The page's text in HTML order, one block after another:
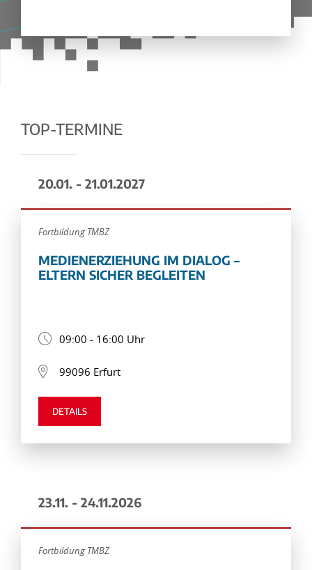
TOP-TERMINE
20.01. - 21.01.2027
Fortbildung TMBZ
MEDIENERZIEHUNG IM DIALOG –
ELTERN SICHER BEGLEITEN
09:00 - 16:00 Uhr
99096 Erfurt
DETAILS
23.11. - 24.11.2026
Fortbildung TMBZ